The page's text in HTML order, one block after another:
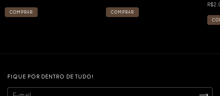
FIQUE POR DENTRO DE TUDO!